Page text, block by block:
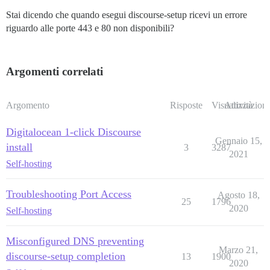
Stai dicendo che quando esegui discourse-setup ricevi un errore
riguardo alle porte 443 e 80 non disponibili?
Argomenti correlati
Argomento Risposte Visualizzazioni
Attività
Digitalocean 1-click Discourse
install
Self-hosting
3 3287
Gennaio 15,
2021
Troubleshooting Port Access
Self-hosting
25 1796
Agosto 18,
2020
Misconfigured DNS preventing
discourse-setup completion
13 1900
Marzo 21,
2020